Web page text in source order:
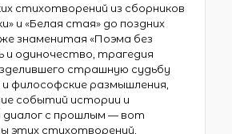
стихотворений из сборников
и «Белая стая» до поздних
знаменитая «Поэма без
и одиночество, трагедия
страшную судьбу
философские размышления,
событий истории и
диалог с прошлым — вот
этих стихотворений,